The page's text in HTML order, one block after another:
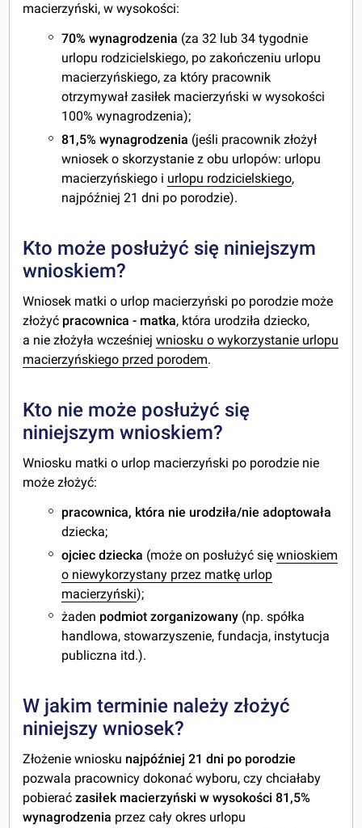
macierzyński, w wysokości:
70% wynagrodzenia (za 32 lub 34 tygodnie
urlopu rodzicielskiego, po zakończeniu urlopu
macierzyńskiego, za który pracownik
otrzymywał zasiłek macierzyński w wysokości
100% wynagrodzenia);
81,5% wynagrodzenia (jeśli pracownik złożył
wniosek o skorzystanie z obu urlopów: urlopu
macierzyńskiego i urlopu rodzicielskiego,
najpóźniej 21 dni po porodzie).
Kto może posłużyć się niniejszym
wnioskiem?
Wniosek matki o urlop macierzyński po porodzie może
złożyć pracownica - matka, która urodziła dziecko,
a nie złożyła wcześniejwniosku o wykorzystanie urlopu
macierzyńskiego przed porodem.
Kto nie może posłużyć się
niniejszym wnioskiem?
Wniosku matki o urlop macierzyński po porodzie nie
może złożyć:
pracownica, która nie urodziła/nie adoptowała
dziecka;
ojciec dziecka (może on posłużyć sięwnioskiem
o niewykorzystany przez matkę urlop
macierzyński);
żaden podmiot zorganizowany (np. spółka
handlowa, stowarzyszenie, fundacja, instytucja
publiczna itd.).
W jakim terminie należy złożyć
niniejszy wniosek?
Złożenie wniosku najpóźniej 21 dni po porodzie
pozwala pracownicy dokonać wyboru, czy chciałaby
pobieraćzasiłek macierzyński w wysokości 81,5%
wynagrodzenia przez cały okres urlopu